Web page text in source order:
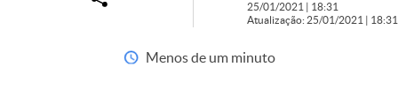
25/01/2021 | 18:31
Atualização: 25/01/2021 | 18:31
Menos de um minuto